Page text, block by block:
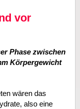
vor
Phase zwischen
Körpergewicht
wären das
also eine